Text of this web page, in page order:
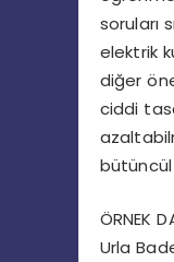
soruları
elektrik
diğer
ciddi
ÖRNEK
Urla